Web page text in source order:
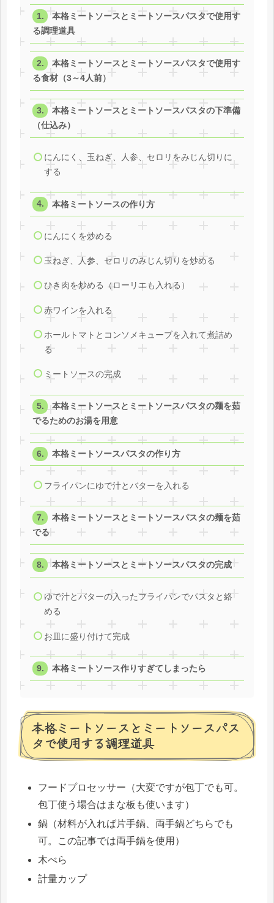
本格ミートソースとミートソースパスタで使用す
る調理道具
本格ミートソースとミートソースパスタで使用す
る食材（3～4人前）
本格ミートソースとミートソースパスタの下準備
（仕込み）
にんにく、玉ねぎ、人参、セロリをみじん切りに
する
本格ミートソースの作り方
にんにくを炒める
玉ねぎ、人参、セロリのみじん切りを炒める
ひき肉を炒める（ローリエも入れる）
赤ワインを入れる
ホールトマトとコンソメキューブを入れて煮詰め
る
ミートソースの完成
本格ミートソースとミートソースパスタの麺を茹
でるためのお湯を用意
本格ミートソースパスタの作り方
フライパンにゆで汁とバターを入れる
本格ミートソースとミートソースパスタの麺を茹
でる
本格ミートソースとミートソースパスタの完成
ゆで汁とバターの入ったフライパンでパスタと絡
める
お皿に盛り付けて完成
本格ミートソース作りすぎてしまったら
本格ミートソースとミートソースパス
タで使用する調理道具
フードプロセッサー（大変ですが包丁でも可。
包丁使う場合はまな板も使います）
鍋（材料が入れば片手鍋、両手鍋どちらでも
可。この記事では両手鍋を使用）
木べら
計量カップ